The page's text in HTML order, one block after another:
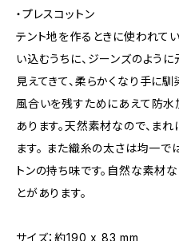
・プレスコットン
テント地を作るときに使われて
い込むうちに、ジーンズのよう
見えてきて、柔らかくなり手に
風合いを残すためにあえて防水
あります。天然素材なので、ま
ます。 また織糸の太さは均一で
トンの持ち味です。自然な素材
とがあります。
サイズ：約190 x 83 mm